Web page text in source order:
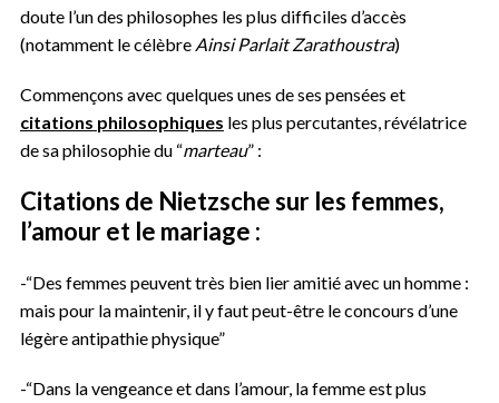
doute l’un des philosophes les plus difficiles d’accès
(notamment le célèbre Ainsi Parlait Zarathoustra)
Commençons avec quelques unes de ses pensées et
citations philosophiques les plus percutantes, révélatrice
de sa philosophie du “marteau” :
Citations de Nietzsche sur les femmes,
l’amour et le mariage :
-“Des femmes peuvent très bien lier amitié avec un homme :
mais pour la maintenir, il y faut peut-être le concours d’une
légère antipathie physique”
-“Dans la vengeance et dans l’amour, la femme est plus